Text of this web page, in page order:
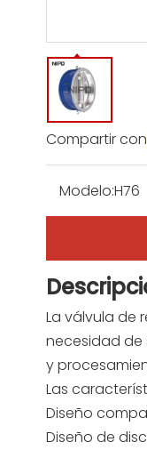
Compartir
Modelo:H76
La válvula de
necesidad de
y
Las
Diseño
Diseño de